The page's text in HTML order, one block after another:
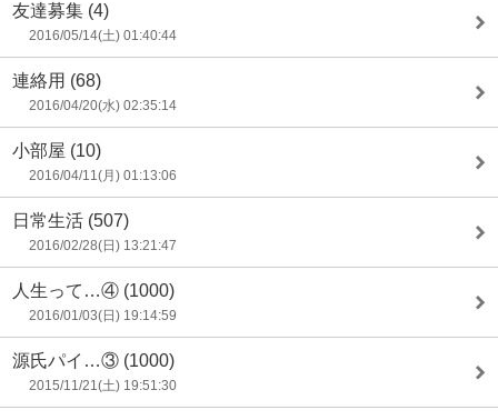
友達募集 (4)
2016/05/14(土) 01:40:44
連絡用 (68)
2016/04/20(水) 02:35:14
小部屋 (10)
2016/04/11(月) 01:13:06
日常生活 (507)
2016/02/28(日) 13:21:47
人生って…④ (1000)
2016/01/03(日) 19:14:59
源氏パイ…③ (1000)
2015/11/21(土) 19:51:30